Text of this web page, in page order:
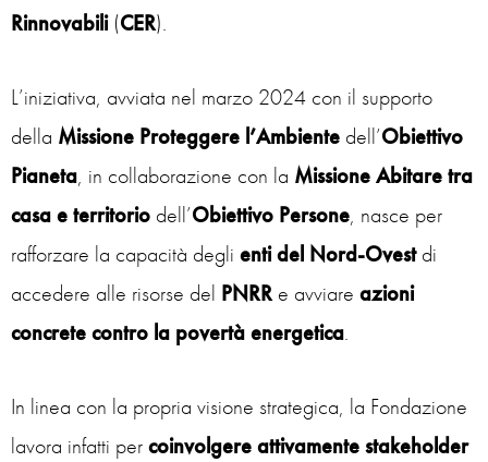
Rinnovabili(CER).
L’iniziativa, avviata nel marzo 2024 con il supporto
della Missione Proteggere l’Ambiente dell’Obiettivo
Pianeta, in collaborazione con la Missione Abitare tra
casa e territorio dell’Obiettivo Persone, nasce per
rafforzare la capacità degli enti del Nord-Ovestdi
accedere alle risorse del PNRRe avviare azioni
concrete contro la povertà energetica.
In linea con la propria visione strategica, la Fondazione
lavora infatti percoinvolgere attivamente stakeholder